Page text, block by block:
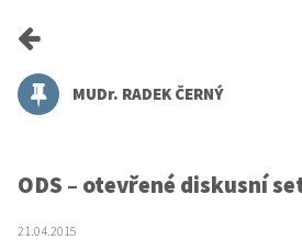
MUDr. RADEK ČERNÝ
ODS – otevřené diskusní
21.04.2015